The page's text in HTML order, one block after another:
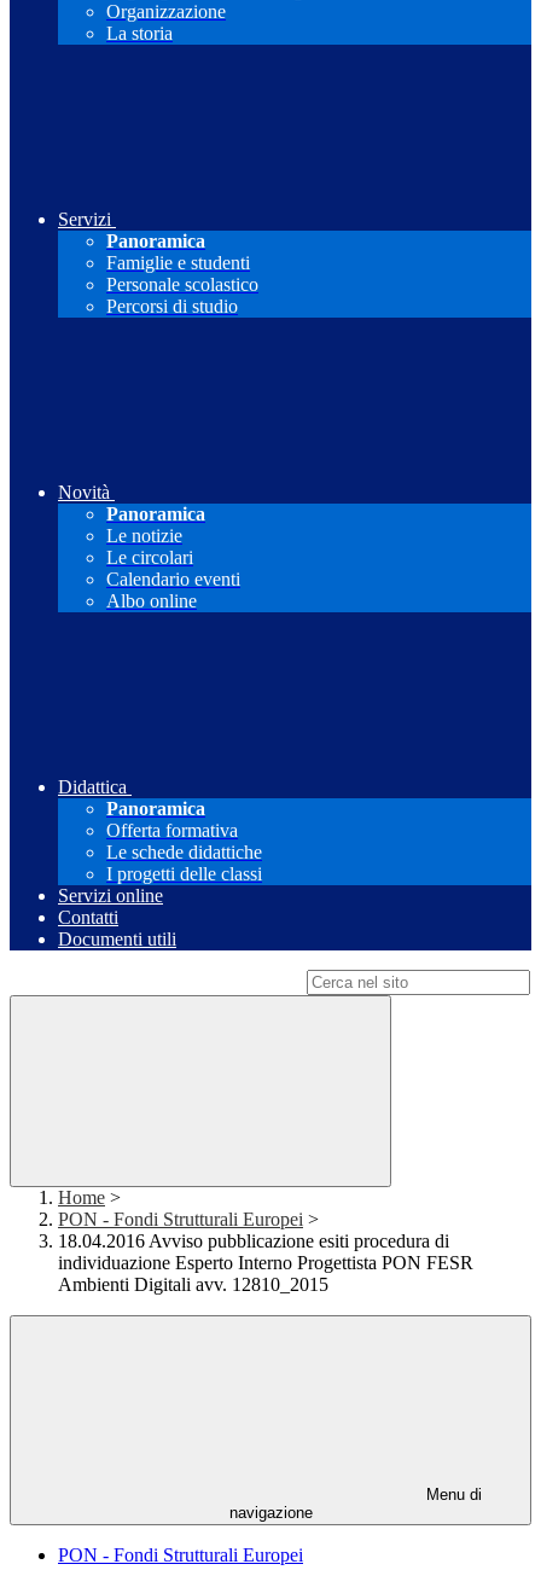
Organizzazione
La storia
Servizi
Panoramica
Famiglie e studenti
Personale scolastico
Percorsi di studio
Novità
Panoramica
Le notizie
Le circolari
Calendario eventi
Albo online
Didattica
Panoramica
Offerta formativa
Le schede didattiche
I progetti delle classi
Servizi online
Contatti
Documenti utili
Home >
PON - Fondi Strutturali Europei >
18.04.2016 Avviso pubblicazione esiti procedura di
individuazione Esperto Interno Progettista PON FESR
Ambienti Digitali avv. 12810_2015
Menu di
navigazione
PON - Fondi Strutturali Europei